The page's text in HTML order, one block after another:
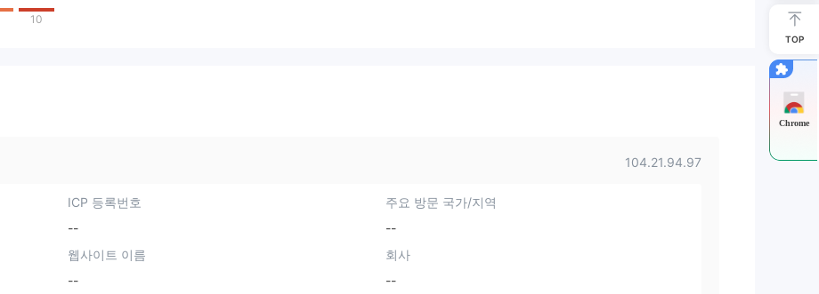
10
104.21.94.97
ICP 등록번호
--
주요 방문 국가/지역
--
웹사이트 이름
--
회사
--
TOP
Chrome